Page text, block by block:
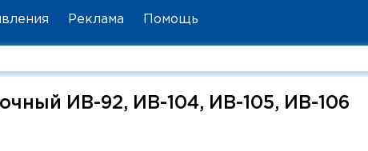
Реклама Помощь
ИВ-92, ИВ-104, ИВ-105, ИВ-106